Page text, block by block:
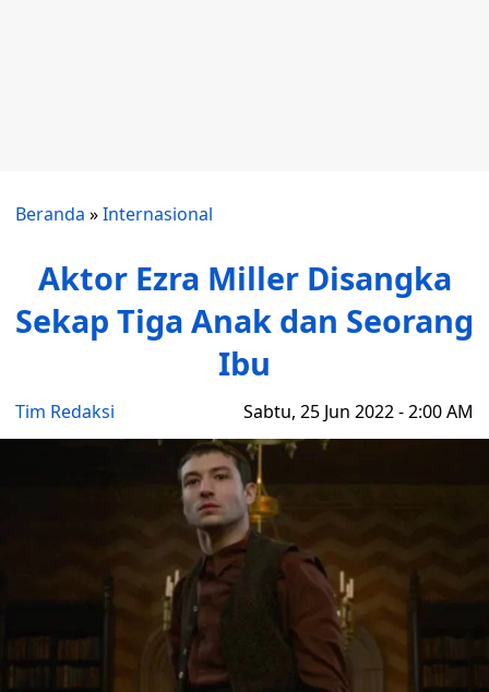
Beranda »Internasional
Aktor Ezra Miller Disangka
Sekap Tiga Anak dan Seorang
Ibu
Tim Redaksi Sabtu, 25 Jun 2022 - 2:00 AM